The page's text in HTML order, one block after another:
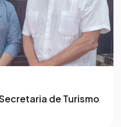
de Turismo